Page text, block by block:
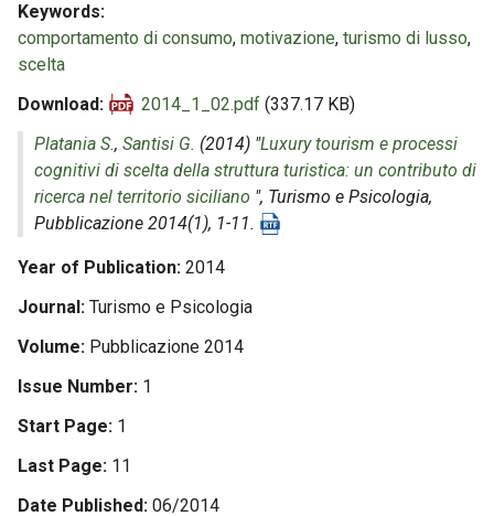
Keywords
comportamento di consumo, motivazione, turismo di lusso,
scelta
Download
2014_1_02.pdf (337.17 KB)
Platania S., Santisi G. (2014) "Luxury tourism e processi
cognitivi di scelta della struttura turistica: un contributo di
ricerca nel territorio siciliano ", Turismo e Psicologia,
Pubblicazione 2014(1), 1-11.
Year of Publication 2014
Journal Turismo e Psicologia
Volume Pubblicazione 2014
Issue Number 1
Start Page 1
Last Page 11
Date Published 06/2014